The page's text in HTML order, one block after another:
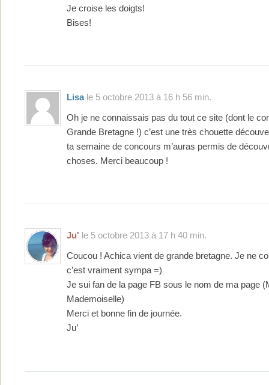
Je croise les doigts!
Bises!
Lisale 5 octobre 2013 à 16 h 56 min.
Oh je ne connaissais pas du tout ce site (dont le
Grande Bretagne !) c’est une très chouette
ta semaine de concours m’auras permis de
choses. Merci beaucoup !
Ju' le 5 octobre 2013 à 17 h 40 min.
Coucou ! Achica vient de grande bretagne. Je ne
c’est vraiment sympa =)
Je sui fan de la page FB sous le nom de ma page
Mademoiselle)
Merci et bonne fin de journée.
Ju’